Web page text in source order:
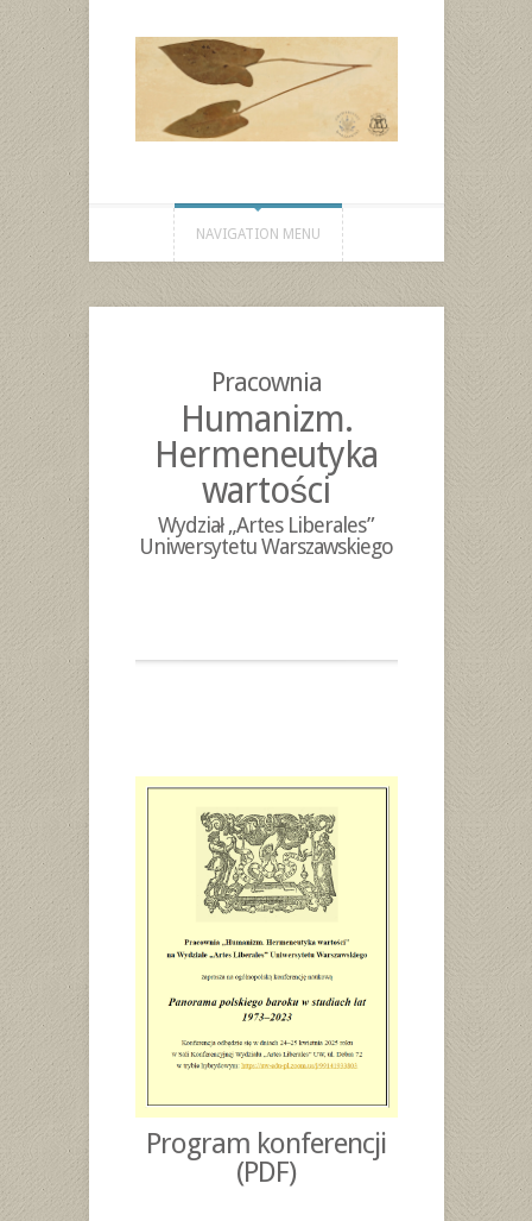
NAVIGATION MENU
Pracownia
Humanizm.
Hermeneutyka
wartości
Wydział „Artes Liberales”
Uniwersytetu Warszawskiego
Program konferencji
(PDF)